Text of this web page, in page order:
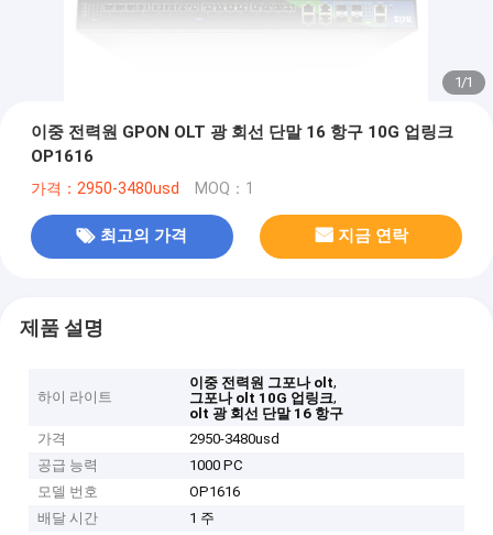
1/1
이중 전력원 GPON OLT 광 회선 단말 16 항구 10G 업링크
OP1616
가격：2950-3480usd MOQ：1
최고의 가격 지금 연락
제품 설명
하이 라이트
이중 전력원 그포나 olt,
그포나 olt 10G 업링크,
olt 광 회선 단말 16 항구
가격
2950-3480usd
공급 능력
1000 PC
모델 번호
OP1616
배달 시간
1 주